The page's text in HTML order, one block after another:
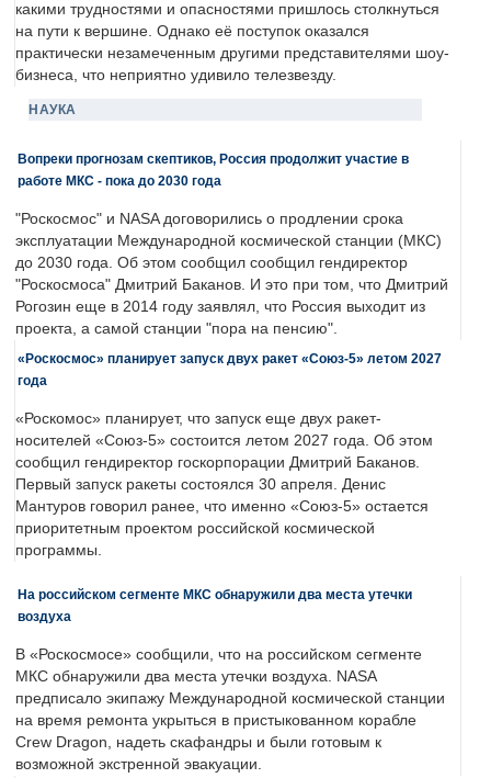
какими трудностями и опасностями пришлось столкнуться
на пути к вершине. Однако её поступок оказался
практически незамеченным другими представителями шоу-
бизнеса, что неприятно удивило телезвезду.
НАУКА
Вопреки прогнозам скептиков, Россия продолжит участие в
работе МКС - пока до 2030 года
"Роскосмос" и NASA договорились о продлении срока
эксплуатации Международной космической станции (МКС)
до 2030 года. Об этом сообщил сообщил гендиректор
"Роскосмоса" Дмитрий Баканов. И это при том, что Дмитрий
Рогозин еще в 2014 году заявлял, что Россия выходит из
проекта, а самой станции "пора на пенсию".
«Роскосмос» планирует запуск двух ракет «Союз-5» летом 2027
года
«Роскомос» планирует, что запуск еще двух ракет-
носителей «Союз-5» состоится летом 2027 года. Об этом
сообщил гендиректор госкорпорации Дмитрий Баканов.
Первый запуск ракеты состоялся 30 апреля. Денис
Мантуров говорил ранее, что именно «Союз-5» остается
приоритетным проектом российской космической
программы.
На российском сегменте МКС обнаружили два места утечки
воздуха
В «Роскосмосе» сообщили, что на российском сегменте
МКС обнаружили два места утечки воздуха. NASA
предписало экипажу Международной космической станции
на время ремонта укрыться в пристыкованном корабле
Crew Dragon, надеть скафандры и были готовым к
возможной экстренной эвакуации.